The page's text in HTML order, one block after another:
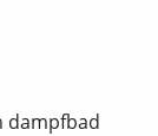
dampfbad